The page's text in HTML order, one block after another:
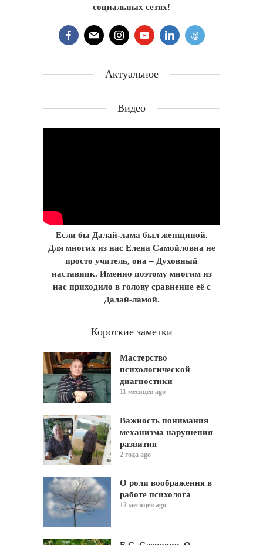
социальных сетях!
Актуальное
Видео
Если бы Далай-лама был женщиной.
Для многих из нас Елена Самойловна не
просто учитель, она – Духовный
наставник. Именно поэтому многим из
нас приходило в голову сравнение её с
Далай-ламой.
Короткие заметки
Мастерство
психологической
диагностики
11 месяцев ago
Важность понимания
механизма нарушения
развития
2 года ago
О роли воображения в
работе психолога
12 месяцев ago